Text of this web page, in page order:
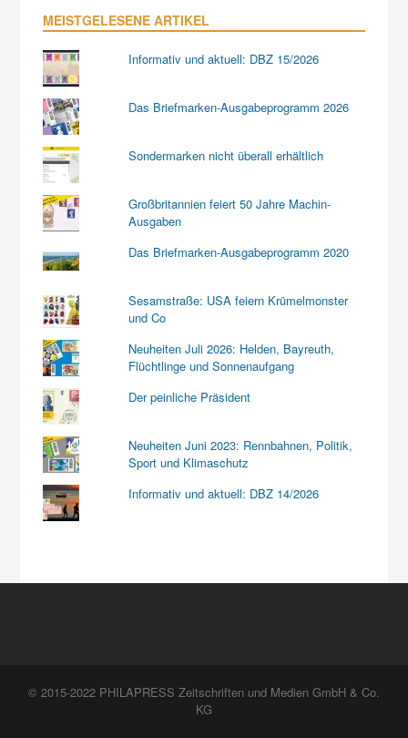
MEISTGELESENE ARTIKEL
Informativ und aktuell: DBZ 15/2026
Das Briefmarken-Ausgabeprogramm 2026
Sondermarken nicht überall erhältlich
Großbritannien feiert 50 Jahre Machin-
Ausgaben
Das Briefmarken-Ausgabeprogramm 2020
Sesamstraße: USA feiern Krümelmonster
und Co
Neuheiten Juli 2026: Helden, Bayreuth,
Flüchtlinge und Sonnenaufgang
Der peinliche Präsident
Neuheiten Juni 2023: Rennbahnen, Politik,
Sport und Klimaschutz
Informativ und aktuell: DBZ 14/2026
© 2015-2022 PHILAPRESS Zeitschriften und Medien GmbH & Co.
KG